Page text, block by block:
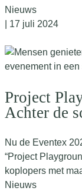
Nieuws
| 17 juli 2024
Project
Achter de
Nu de Eventex
“Project
koplopers met
Nieuws